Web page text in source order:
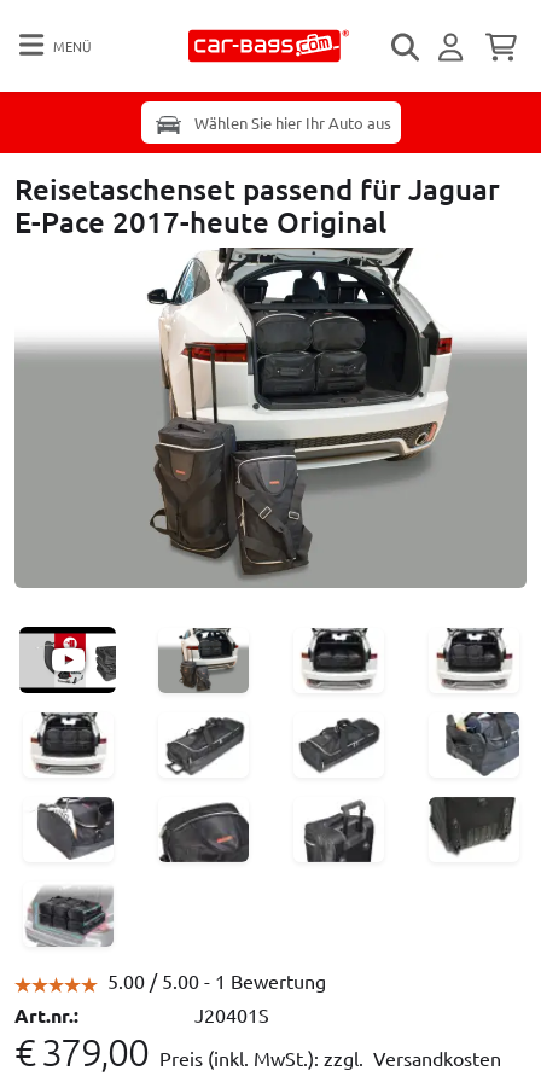
MENÜ
Wählen Sie hier Ihr Auto aus
Reisetaschenset passend für Jaguar
E-Pace 2017-heute Original
5.00 / 5.00 - 1 Bewertung
Art.nr.: J20401S
€ 379,00 Preis (inkl. MwSt.): zzgl. Versandkosten